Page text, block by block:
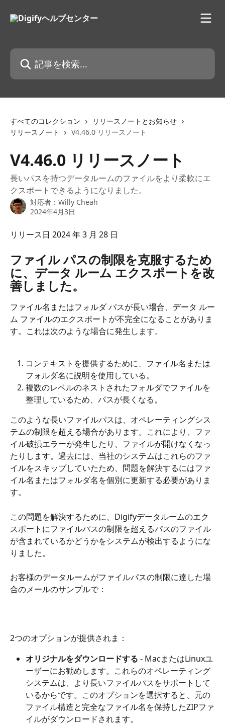
記事を検索...
すべてのコレクション
リリースノートとお知らせ
リリースノート
V4.46.0 リリースノート
V4.46.0 リリースノート
長いパスを持つデータルームのファイルをより柔軟にエ
クスポートできるようになりました。
対応者： Willy Cheah
2024年4月3日
リリース日 2024 年 3 月 28 日
ファイル パスの制限を克服するため
に、データ ルーム エクスポートを改
善しました。
ファイル名またはフォルダ パスが長い場合、データ ルー
ム ファイルのエクスポートが不完全になることがありま
す。これは次のような場合に発生します。
コンテキストを提供するために、ファイル名または
フォルダ名に説明を使用している。
複数のレベルのネストされたフォルダでファイルを
整理しているため、パスが長くなる。
このような長いファイルパスは、オペレーティングシス
テムの制限を超える場合があります。これにより、ファ
イル破損エラーが発生したり、ファイルが開けなくなっ
たりします。過去には、当社のシステムはこれらのファ
イルをスキップしていたため、問題を解決するにはファ
イル名またはフォルダ名を個別に更新する必要がありま
す。
この問題を解決するために、Digifyデータルームのエク
スポートにファイルパスの制限を超えるパスのファイル
が含まれているかどうかをシステムが検出するようにな
りました。
お客様のデータルームがファイルパスの制限に達した場
合のメールのサンプルで：
2つのオプションが提供されま：
オリジナルをダウンロードする - MacまたはLinuxユ
ーザーにお勧めします。これらのオペレーティング
システムは、より長いファイルパスをサポートして
いるからです。このオプションを選択すると、元の
ファイル構造と完全なファイル名を保持したZIPファ
イルがダウンロードされます。